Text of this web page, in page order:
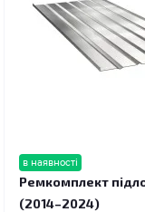
в наявності
Ремкомплект
(2014–2024)